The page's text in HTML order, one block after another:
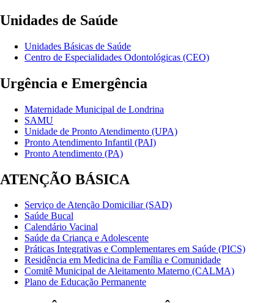
Unidades de Saúde
Unidades Básicas de Saúde
Centro de Especialidades Odontológicas (CEO)
Urgência e Emergência
Maternidade Municipal de Londrina
SAMU
Unidade de Pronto Atendimento (UPA)
Pronto Atendimento Infantil (PAI)
Pronto Atendimento (PA)
ATENÇÃO BÁSICA
Serviço de Atenção Domiciliar (SAD)
Saúde Bucal
Calendário Vacinal
Saúde da Criança e Adolescente
Práticas Integrativas e Complementares em Saúde (PICS)
Residência em Medicina de Família e Comunidade
Comitê Municipal de Aleitamento Materno (CALMA)
Plano de Educação Permanente